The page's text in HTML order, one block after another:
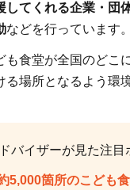
人
ミ
ル
してくれる企業・団
などを行っています。
も食堂が全国のどこ
る場所となるよう環
バイザーが見た注目
5,000箇所のこども